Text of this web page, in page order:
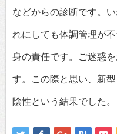
などからの診断です。
れにしても体調管理が
身の責任です。ご迷惑
す。この際と思い、新
陰性という結果でした。